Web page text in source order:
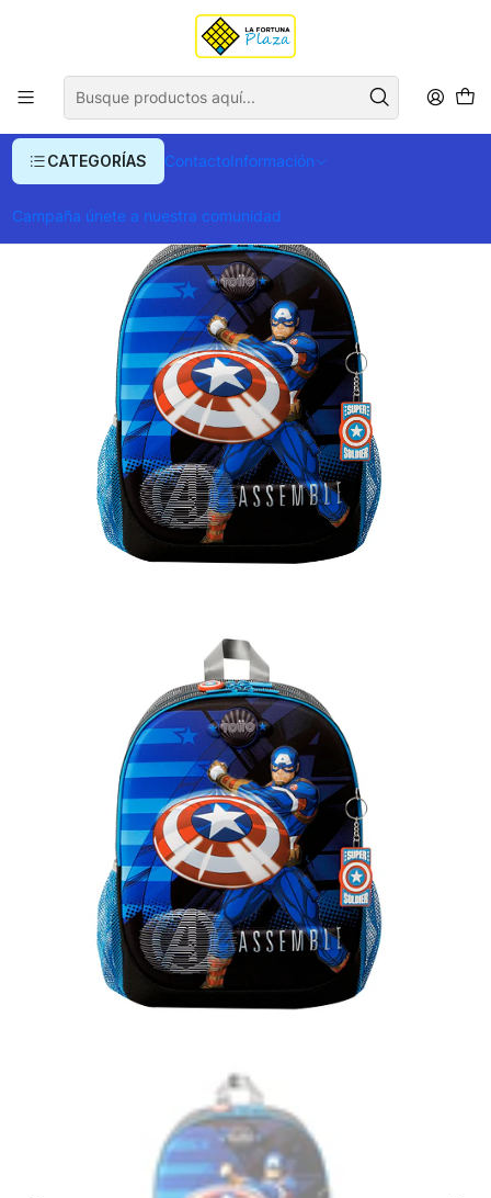
CATEGORÍAS ContactoInformación
Campaña únete a nuestra comunidad
Envío gratis para compras superiores a $ 400.000
Morrales y Portafolios Morrales
MORRAL TOTTO AVENGERS CAP M